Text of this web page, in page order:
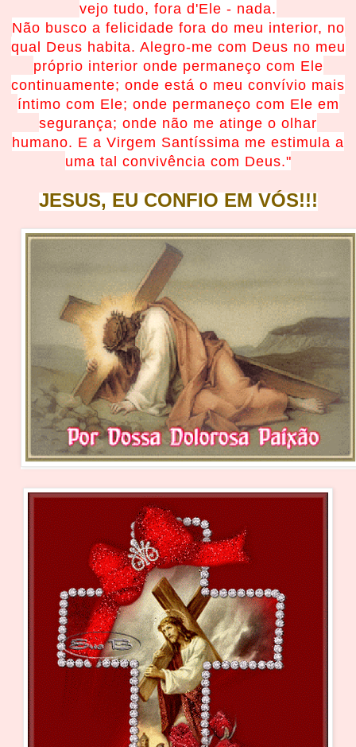
vejo tudo, fora d'Ele - nada.
Não busco a felicidade fora do meu interior, no
qual Deus habita. Alegro-me com Deus no meu
próprio interior onde permaneço com Ele
continuamente; onde está o meu convívio mais
íntimo com Ele; onde permaneço com Ele em
segurança; onde não me atinge o olhar
humano. E a Virgem Santíssima me estimula a
uma tal convivência com Deus."
JESUS, EU CONFIO EM VÓS!!!